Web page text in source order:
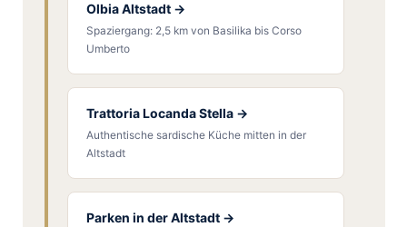
Olbia Altstadt →
Spaziergang: 2,5 km von Basilika bis Corso
Umberto
Trattoria Locanda Stella →
Authentische sardische Küche mitten in der
Altstadt
Parken in der Altstadt →